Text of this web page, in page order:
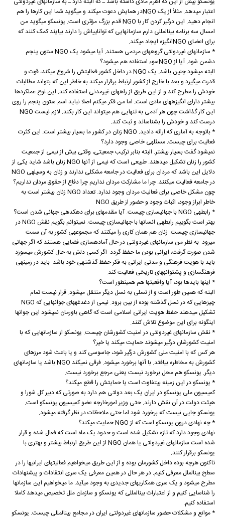
اعتبار می‏دهد. مثلاً از یک NGOدر همایش دعوت می‏کند و می‏گوید شما این کارها را هم
انجام دهید. این درگیر کردن کار با NGO قدم بزرگ مؤثری است. یونسکو می‏گوید من
امسال سه برنامه بین‏المللی دارم سازمان‏هایی که توانایی‏اش را دارند بیایند کمک کنند که
برای اعضای NGOانگیزه ایجاد می‏کند.
* سازمان‏های غیردولتی گروه‏های مردمی هستند. آیا می‏شود یک NGO ستون پنجم
دشمن شود. آیا از NGOسوء استفاده هم می‏شود؟
البته می‏شود چنین باشد. یک NGO در داخل کشور فعالیتش را شروع می‏کند، قوت و
قدرت می‏گیرد و بعد با خارج از کشور ارتباط برقرار می‏کند به خاطر این که بتواند مطالبات
خودش را مطرح کند و از این طریق از راه‏های غیرمدنی استفاده کند. این نوع عملکردها
بیشتر دارای انگیزه‏های مادی است. اما من فکر می‏کنم اصلا نباید اسم ستون پنجم را روی
این کار گذاشت چون هر آدمی به تنهایی هم می‏تواند این کار بکند. لازم نیست NGO
درست کند و خودش را بشناساند و ثبت کند.
* باتوجه به آماری که ارائه دادید. NGO زنان در کشور ما بسیار بیشتر است. این کثرت
فعالیت برای چیست. مسئله‏ی خاصی وجود دارد؟
نمی‏شود گفت بسیار بیشتر. البته بنابر ترکیب جمعیتی، وقتی بیش از نیمی از جمعیت
کشور را زنان تشکیل می‏دهند. طبیعی است که نیمی از آن‏ها NGO زنان باشد شاید یکی از
دلایل این باشد که مردان برای فعالیت در جامعه مشکلی ندارند و زنان به وسیله‏ی NGO
در جامعه فعالیت می‏کنند. چرا ما مشارکت مردان نداریم چرا دفاع از حقوق مردان نداریم؟
چون مشکل خاصی برای فعالیت مردان وجود ندارد. تعداد NGO زنان بیشتر است به
خاطر ابراز وجود، اثبات وجود و حضور از طریق NGO
* رابطه‏ی NGO با جهانی‏سازی چیست. آیا مقدمه‏ای برای دهکده‏ی جهانی شدن است؟
بهتر است بگوییم رابطه‏ی انسان‏ها با جهانی‏سازی چیست. نمی‏توانم بگویم نقش NGO در
جهانی‏سازی چیست. زنان هم همان کاری را می‏کنند که مجموعه‏ی کشور به آن سمت
می‏رود. به نظر من سازمان‏های غیردولتی در حال آماده‏سازی فضایی هستند که اگر جهانی
شدن صورت گرفت، ایرانی بودن ما حفظ گردد. اگر کسی دلش به حال کشورش می‏سوزد
باید با هویت فرهنگی و مدنی ایرانی به فکر حفظ گذشته‏ی خود باشد. باید در زمینه‏ی
فرهنگ‏سازی و پشتوانه‏های تاریخی فعالیت کند.
* این‏ها بایدها بود، آیا واقعیت‏ها هم همینطور است؟
البته که همین طور است و از نسلی به نسل دیگر منتقل می‏شود. قرار نیست تمام
چیزهایی که در نسل گذشته بوده از بین برود. نیمی از دغدغه‏های جوان‏هایی که NGO
تشکیل می‏دهند حفظ هویت ایرانی اسلامی است که گاهی باورمان نمی‏شود این جوان‏ها
اینگونه برای این موضوع تلاش کنند.
* نقش سازمان‏های غیردولتی در امنیت کشورشان چیست. یونسکو از سازمان‏هایی که با
امنیت کشورشان درگیر می‏شوند حمایت می‏کند یا خیر؟
هر کس که با امنیت ملی کشورش درگیر شود، جاسوسی کند و یا باعث شود مرزهای
کشورش به مخاطره بیافتد. با آن‏ها برخورد می‏شود. فرقی نمی‏کند NGO باشد یا سازمان‏های
دیگر. یونسکو هم محل برخورد نیست یعنی مرجع برخورد نیست.
* یونسکو در این زمینه بی‏تفاوت است یا حمایتش را قطع می‏کند؟
کمیسیون ملی یونسکو در ایران یک بعد دولتی هم دارد به صورتی که دبیر کل شورا و
هیئت دولت در آن نقش دارند. حتی وزیر امورخارجه عضو کمیسیون یونسکو است.
یونسکو جایی نیست که برخورد شود اما حتی ملاحظات در نظر گرفته می‏شود.
* چه نهادی درون یونسکو است که از NGO حمایت می‏کند؟
نهادی وجود دارد که تازه تشکیل شده است و حدود یک ماه است که فعال شده و قرار
شده است سازمان‏های غیردولتی یا همان NGO از این طریق ارتباط بیشتر و بهتری با
یونسکو برقرار کنند.
تاکنون هرچه بوده داخل کشورمان بوده و از این طریق می‏خواهیم فعالیت‏های ایرانی‏ها را در
سطح بین‏الملل معرفی کنیم. در هر حال در همین معرفی یک سری انتقادات و پیشنهادات
مطرح می‏شود و یک سری همکاری‏های جدیدی به وجود می‏آید. ما می‏خواهیم این سازمان‏ها
را شناسایی کنیم و از اعتبارات بین‏المللی که یونسکو و سازمان ملل تخصیص می‏دهد کاملا
استفاده کنیم.
* موانع و مشکلات حضور سازمان‏های غیردولتی ایران در مجامع بین‏المللی چیست. یونسکو